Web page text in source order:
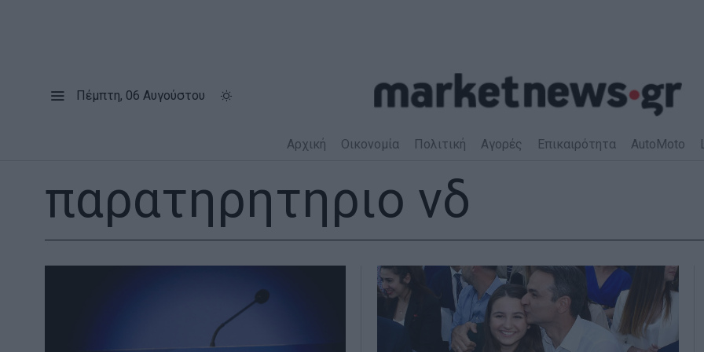
Πέμπτη, 06 Αυγούστου
Αρχική Οικονομία Πολιτική Αγορές Επικαιρότητα AutoMoto
παρατηρητηριο νδ